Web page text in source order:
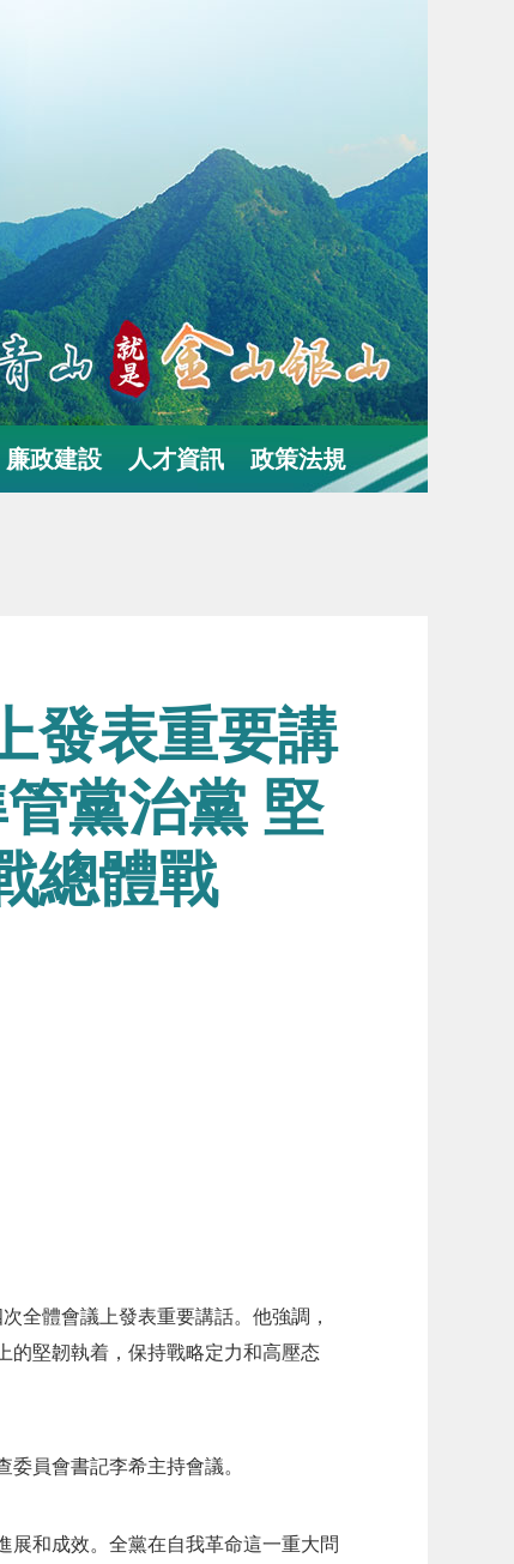
廉政建設 人才資訊 政策法規
發表重要講
黨治黨 堅
總體戰
全體會議上發表重要講話。他強調，
的堅韌執着，保持戰略定力和高壓态
員會書記李希主持會議。
展和成效。全黨在自我革命這一重大問